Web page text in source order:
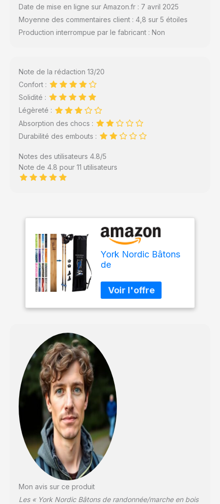
Date de mise en ligne sur Amazon.fr : 7 avril 2025
Moyenne des commentaires client : 4,8 sur 5 étoiles
Production interrompue par le fabricant : Non
Note de la rédaction 13/20
Confort :
Solidité :
Légèreté :
Absorption des chocs :
Durabilité des embouts :
Notes des utilisateurs 4.8/5
Note de 4.8 pour 11 utilisateurs
York Nordic Bâtons
de
en bois rouge –
Fabriqué aux États-
Unis avec verrous à
Mon avis sur ce produit
Les « York Nordic Bâtons de randonnée/marche en bois